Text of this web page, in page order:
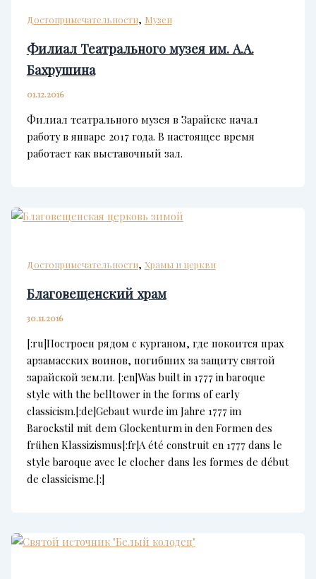
Достопримечательности, Музеи
Филиал Театрального музея им. А.А.
Бахрушина
01.12.2016
Филиал театрального музея в Зарайске начал
работу в январе 2017 года. В настоящее время
работает как выставочный зал.
Достопримечательности, Храмы и церкви
Благовещенский храм
30.11.2016
[:ru]Построен рядом с курганом, где покоится прах
арзамасских воинов, погибших за защиту святой
зарайской земли. [:en]Was built in 1777 in baroque
style with the belltower in the forms of early
classicism.[:de]Gebaut wurde im Jahre 1777 im
Barockstil mit dem Glockenturm in den Formen des
frühen Klassizismus[:fr]A été construit en 1777 dans le
style baroque avec le clocher dans les formes de début
de classicisme.[:]